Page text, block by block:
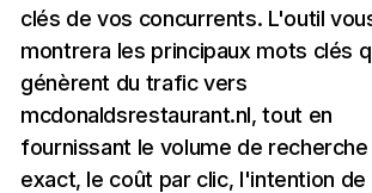
clés de vos concurrents. L'outil
montrera les principaux mots clés
génèrent du trafic vers
mcdonaldsrestaurant.nl, tout en
fournissant le volume de recherche
exact, le coût par clic, l'intention de